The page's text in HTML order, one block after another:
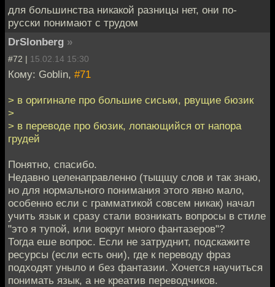
для большинства никакой разницы нет, они по-
русски понимают с трудом
DrSlonberg »
#72 | 15.02.14 15:30
Кому: Goblin, #71
> в оригинале про большие сиськи, рвущие бюзик
>
> в переводе про бюзик, лопающийся от напора
грудей
Понятно, спасибо.
Недавно целенаправленно (тыщщу слов и так знаю,
но для нормального понимания этого явно мало,
особенно если с грамматикой совсем никак) начал
учить язык и сразу стали возникать вопросы в стиле
"это я тупой, или вокруг много фантазеров"?
Тогда еше вопрос. Если не затруднит, подскажите
ресурсы (если есть они), где к переводу фраз
подходят уныло и без фантазии. Хочется научиться
понимать язык, а не креатив переводчиков.